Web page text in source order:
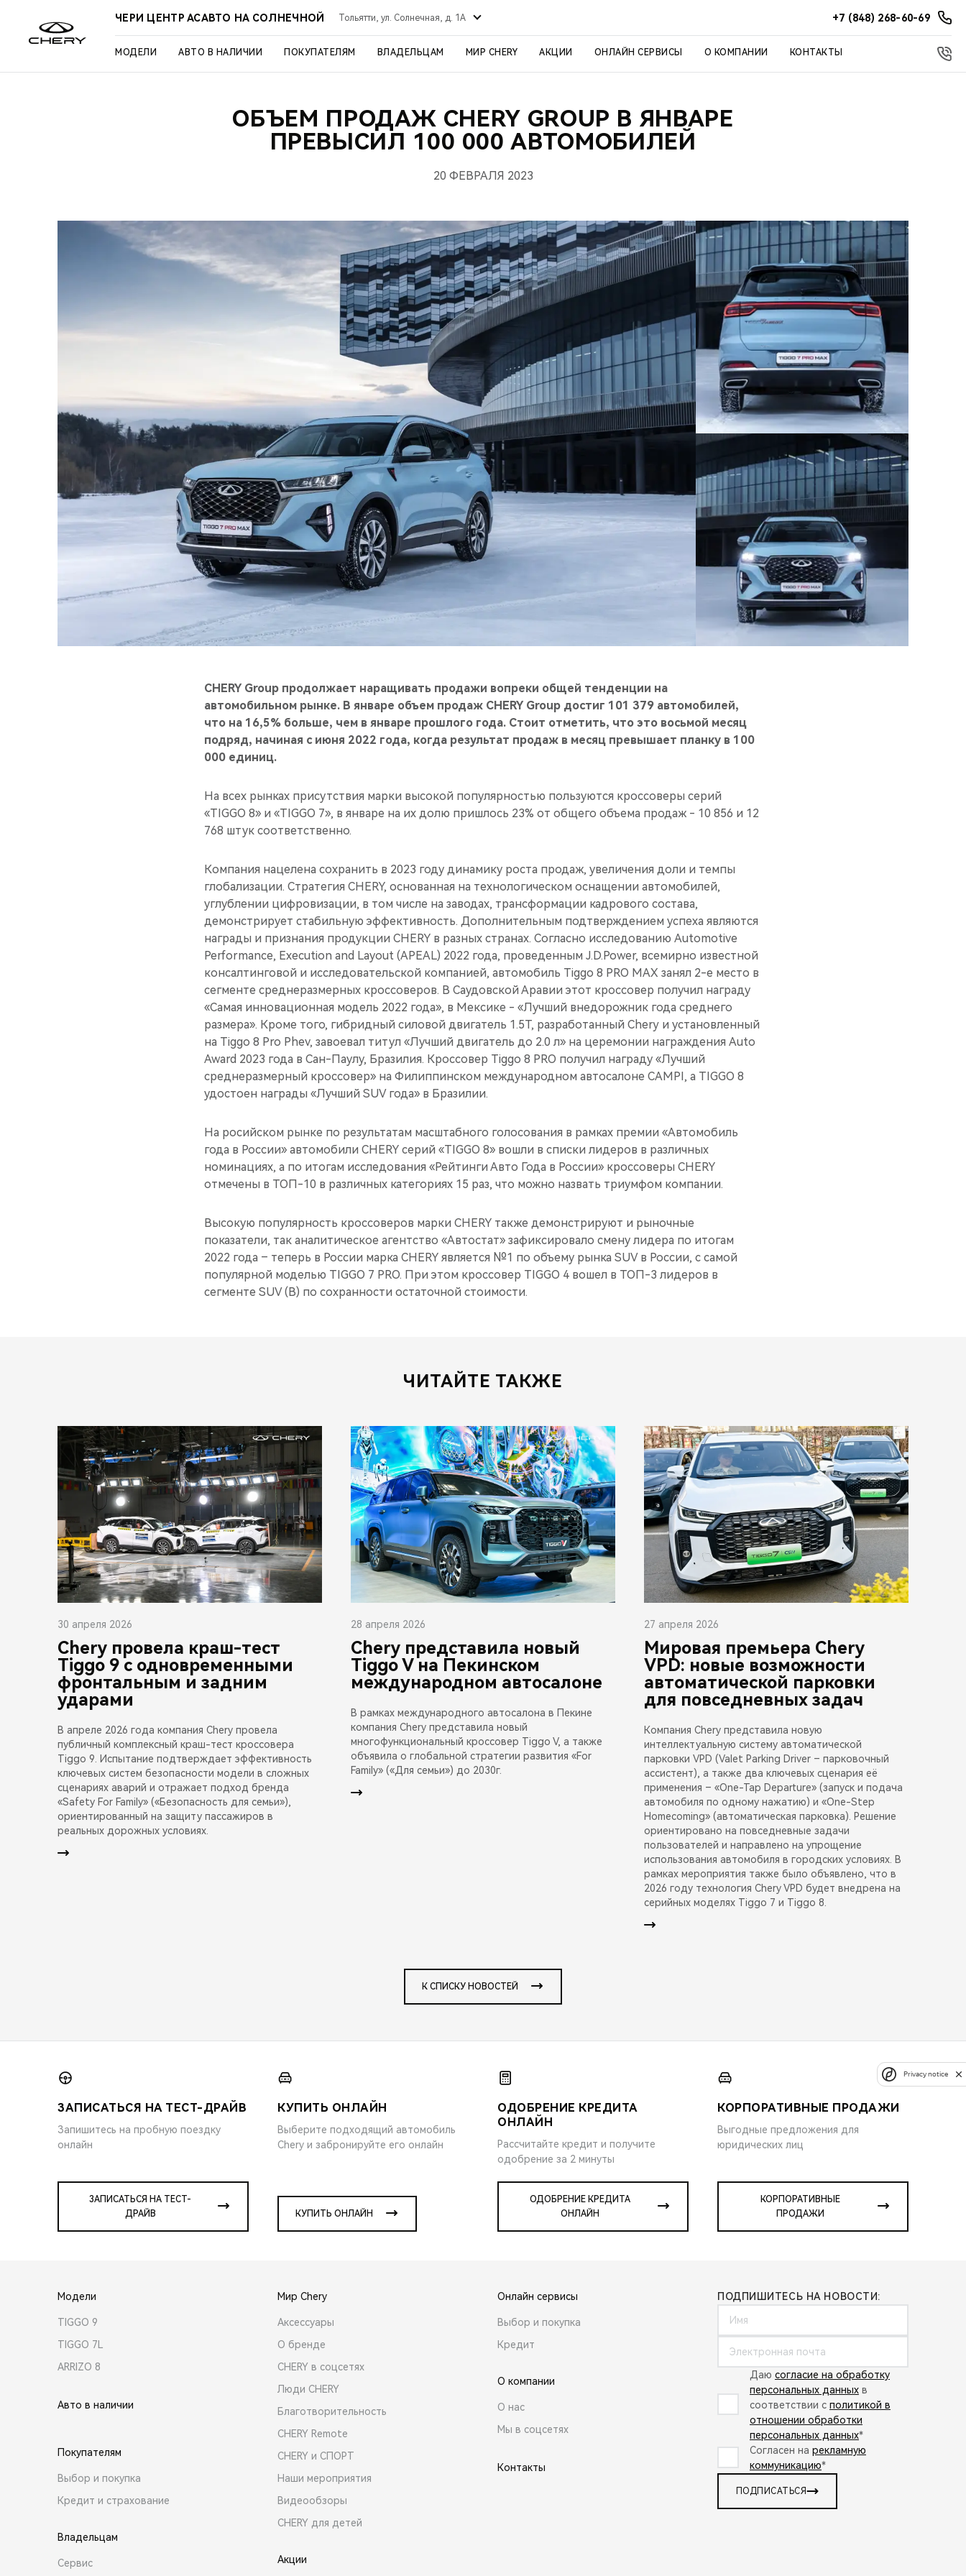
ЧЕРИ ЦЕНТР АСАВТО НА СОЛНЕЧНОЙ Тольятти, ул. Солнечная, д. 1А +7 (848) 268-60-69
МОДЕЛИ АВТО В НАЛИЧИИ ПОКУПАТЕЛЯМ ВЛАДЕЛЬЦАМ МИР CHERY АКЦИИ ОНЛАЙН СЕРВИСЫ О КОМПАНИИ КОНТАКТЫ
ОБЪЕМ ПРОДАЖ CHERY GROUP В ЯНВАРЕ
ПРЕВЫСИЛ 100 000 АВТОМОБИЛЕЙ
20 ФЕВРАЛЯ 2023
CHERY Group продолжает наращивать продажи вопреки общей тенденции на
автомобильном рынке. В январе объем продаж CHERY Group достиг 101 379 автомобилей,
что на 16,5% больше, чем в январе прошлого года. Стоит отметить, что это восьмой месяц
подряд, начиная с июня 2022 года, когда результат продаж в месяц превышает планку в 100
000 единиц.
На всех рынках присутствия марки высокой популярностью пользуются кроссоверы серий
«TIGGO 8» и «TIGGO 7», в январе на их долю пришлось 23% от общего объема продаж - 10 856 и 12
768 штук соответственно.
Компания нацелена сохранить в 2023 году динамику роста продаж, увеличения доли и темпы
глобализации. Стратегия CHERY, основанная на технологическом оснащении автомобилей,
углублении цифровизации, в том числе на заводах, трансформации кадрового состава,
демонстрирует стабильную эффективность. Дополнительным подтверждением успеха являются
награды и признания продукции CHERY в разных странах. Согласно исследованию Automotive
Performance, Execution and Layout (APEAL) 2022 года, проведенным J.D.Power, всемирно известной
консалтинговой и исследовательской компанией, автомобиль Tiggo 8 PRO MAX занял 2-е место в
сегменте среднеразмерных кроссоверов. В Саудовской Аравии этот кроссовер получил награду
«Самая инновационная модель 2022 года», в Мексике - «Лучший внедорожник года среднего
размера». Кроме того, гибридный силовой двигатель 1.5T, разработанный Chery и установленный
на Tiggo 8 Pro Phev, завоевал титул «Лучший двигатель до 2.0 л» на церемонии награждения Auto
Award 2023 года в Сан-Паулу, Бразилия. Кроссовер Tiggo 8 PRO получил награду «Лучший
среднеразмерный кроссовер» на Филиппинском международном автосалоне CAMPI, а TIGGO 8
удостоен награды «Лучший SUV года» в Бразилии.
На росийском рынке по результатам масштабного голосования в рамках премии «Автомобиль
года в России» автомобили CHERY серий «TIGGO 8» вошли в списки лидеров в различных
номинациях, а по итогам исследования «Рейтинги Авто Года в России» кроссоверы CHERY
отмечены в ТОП-10 в различных категориях 15 раз, что можно назвать триумфом компании.
Высокую популярность кроссоверов марки CHERY также демонстрируют и рыночные
показатели, так аналитическое агентство «Автостат» зафиксировало смену лидера по итогам
2022 года – теперь в России марка CHERY является №1 по объему рынка SUV в России, с самой
популярной моделью TIGGO 7 PRO. При этом кроссовер TIGGO 4 вошел в ТОП-3 лидеров в
сегменте SUV (B) по сохранности остаточной стоимости.
ЧИТАЙТЕ ТАКЖЕ
30 апреля 2026
Chery провела краш-тест
Tiggo 9 с одновременными
фронтальным и задним
ударами
В апреле 2026 года компания Chery провела
публичный комплексный краш-тест кроссовера
Tiggo 9. Испытание подтверждает эффективность
ключевых систем безопасности модели в сложных
сценариях аварий и отражает подход бренда
«Safety For Family» («Безопасность для семьи»),
ориентированный на защиту пассажиров в
реальных дорожных условиях.
28 апреля 2026
Chery представила новый
Tiggo V на Пекинском
международном автосалоне
В рамках международного автосалона в Пекине
компания Chery представила новый
многофункциональный кроссовер Tiggo V, а также
объявила о глобальной стратегии развития «For
Family» («Для семьи») до 2030г.
27 апреля 2026
Мировая премьера Chery
VPD: новые возможности
автоматической парковки
для повседневных задач
Компания Chery представила новую
интеллектуальную систему автоматической
парковки VPD (Valet Parking Driver – парковочный
ассистент), а также два ключевых сценария её
применения – «One-Tap Departure» (запуск и подача
автомобиля по одному нажатию) и «One-Step
Homecoming» (автоматическая парковка). Решение
ориентировано на повседневные задачи
пользователей и направлено на упрощение
использования автомобиля в городских условиях. В
рамках мероприятия также было объявлено, что в
2026 году технология Chery VPD будет внедрена на
серийных моделях Tiggo 7 и Tiggo 8.
К СПИСКУ НОВОСТЕЙ
ЗАПИСАТЬСЯ НА ТЕСТ-ДРАЙВ
Запишитесь на пробную поездку
онлайн
ЗАПИСАТЬСЯ НА ТЕСТ-
ДРАЙВ
КУПИТЬ ОНЛАЙН
Выберите подходящий автомобиль
Chery и забронируйте его онлайн
КУПИТЬ ОНЛАЙН
ОДОБРЕНИЕ КРЕДИТА
ОНЛАЙН
Рассчитайте кредит и получите
одобрение за 2 минуты
ОДОБРЕНИЕ КРЕДИТА
ОНЛАЙН
КОРПОРАТИВНЫЕ ПРОДАЖИ
Выгодные предложения для
юридических лиц
КОРПОРАТИВНЫЕ
ПРОДАЖИ
Модели
TIGGO 9
TIGGO 7L
ARRIZO 8
Авто в наличии
Покупателям
Выбор и покупка
Кредит и страхование
Владельцам
Сервис
Мир Chery
Аксессуары
О бренде
CHERY в соцсетях
Люди CHERY
Благотворительность
CHERY Remote
CHERY и СПОРТ
Наши мероприятия
Видеообзоры
CHERY для детей
Акции
Онлайн сервисы
Выбор и покупка
Кредит
О компании
О нас
Мы в соцсетях
Контакты
ПОДПИШИТЕСЬ НА НОВОСТИ:
Даю согласие на обработку
персональных данных в
соответствии с политикой в
отношении обработки
персональных данных*
Согласен на рекламную
коммуникацию*
ПОДПИСАТЬСЯ
Privacy notice